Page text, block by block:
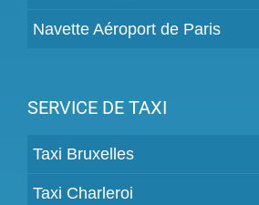
Navette Aéroport de Paris
SERVICE DE TAXI
Taxi Bruxelles
Taxi Charleroi